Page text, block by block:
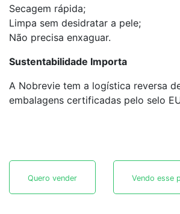
Secagem rápida;
Limpa sem desidratar a pele;
Não precisa enxaguar.
Sustentabilidade Importa
A Nobrevie tem a logística reversa
embalagens certificadas pelo selo
Quero vender Vendo esse